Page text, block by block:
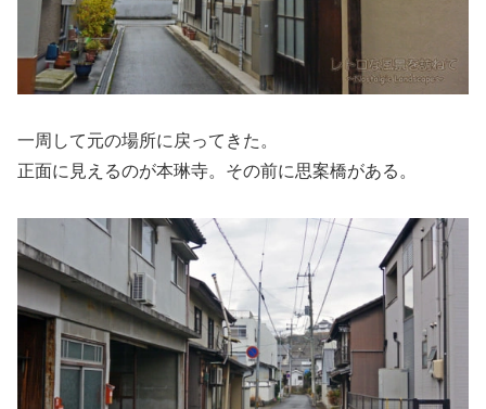
一周して元の場所に戻ってきた。
正面に見えるのが本琳寺。その前に思案橋がある。